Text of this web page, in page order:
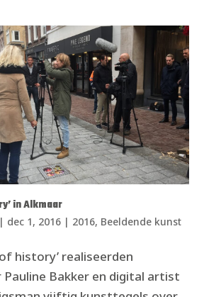
in Alkmaar
| dec 1, 2016| 2016, Beeldende kunst
history’ realiseerden
Bakker en digital artist